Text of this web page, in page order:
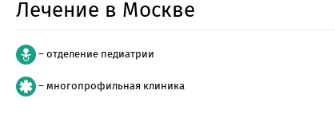
Лечение в Москве
– отделение педиатрии
– многопрофильная клиника